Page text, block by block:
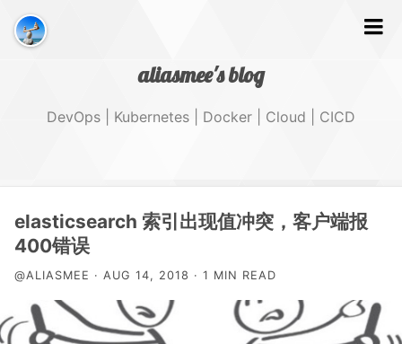
aliasmee's blog
DevOps | Kubernetes | Docker | Cloud | CICD
文字
elasticsearch 索引出现值冲突，客户端报
400错误
@ALIASMEE · AUG 14, 2018 · 1 MIN READ